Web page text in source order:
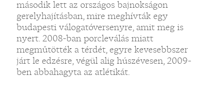
második lett az országos bajnokságon
gerelyhajításban, mire meghívták egy
budapesti válogatóversenyre, amit meg is
nyert. 2008-ban porcleválás miatt
megműtötték a térdét, egyre kevesebbszer
járt le edzésre, végül alig húszévesen, 2009-
ben abbahagyta az atlétikát.